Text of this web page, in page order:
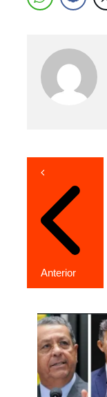
Navegação
Post
Anterior